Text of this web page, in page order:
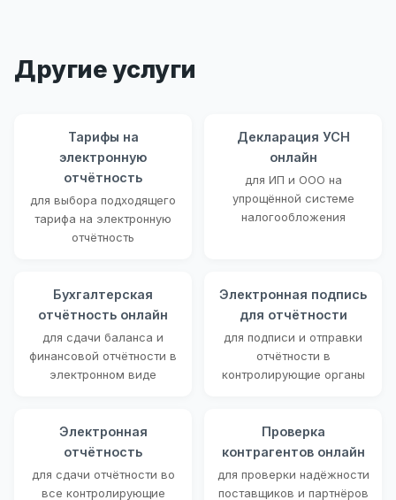
Другие услуги
Тарифы на
электронную
отчётность
для выбора подходящего
тарифа на электронную
отчётность
Декларация УСН
онлайн
для ИП и ООО на
упрощённой системе
налогообложения
Бухгалтерская
отчётность онлайн
для сдачи баланса и
финансовой отчётности в
электронном виде
Электронная подпись
для отчётности
для подписи и отправки
отчётности в
контролирующие органы
Электронная
отчётность
для сдачи отчётности во
все контролирующие
Проверка
контрагентов онлайн
для проверки надёжности
поставщиков и партнёров